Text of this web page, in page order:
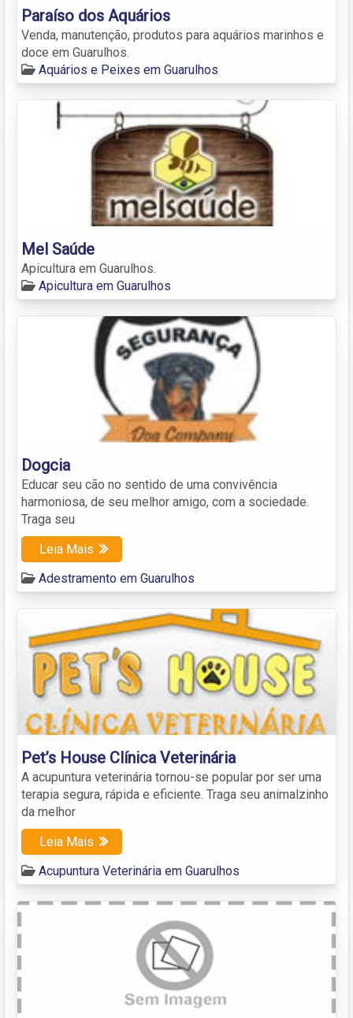
Paraíso dos Aquários
Venda, manutenção, produtos para aquários marinhos e
doce em Guarulhos.
Aquários e Peixes em Guarulhos
Mel Saúde
Apicultura em Guarulhos.
Apicultura em Guarulhos
Dogcia
Educar seu cão no sentido de uma convivência
harmoniosa, de seu melhor amigo, com a sociedade.
Traga seu
Leia Mais
Adestramento em Guarulhos
Pet’s House Clínica Veterinária
A acupuntura veterinária tornou-se popular por ser uma
terapia segura, rápida e eficiente. Traga seu animalzinho
da melhor
Leia Mais
Acupuntura Veterinária em Guarulhos